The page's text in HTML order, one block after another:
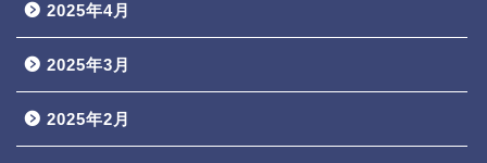
2025年4月
2025年3月
2025年2月